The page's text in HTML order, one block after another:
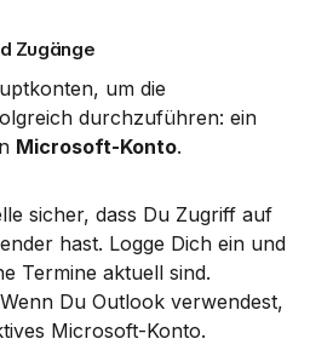
Zugänge
um die
Microsoft-Konto.
sicher, dass Du Zugriff auf
hast. Logge Dich ein und
Termine aktuell sind.
Wenn Du Outlook verwendest,
Microsoft-Konto.